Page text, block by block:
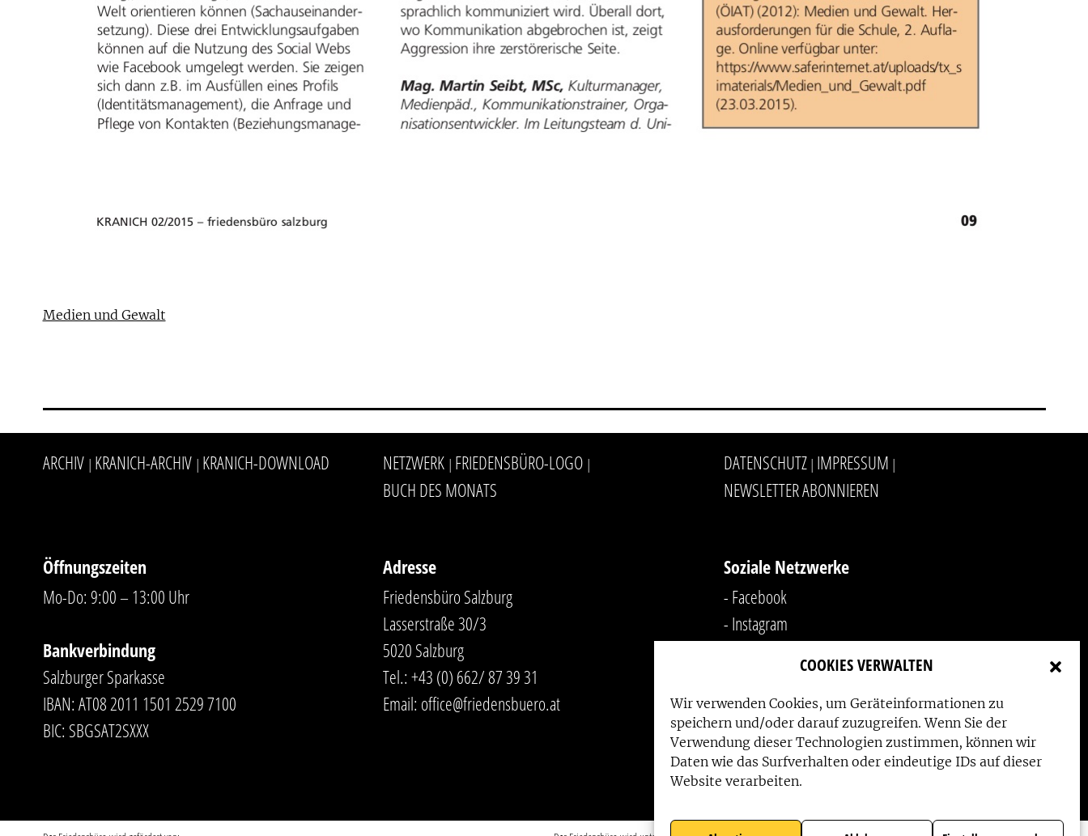
COOKIES VERWALTEN
Wir verwenden Cookies, um Geräteinformationen zu
speichern und/oder darauf zuzugreifen. Wenn Sie der
Verwendung dieser Technologien zustimmen, können wir
Daten wie das Surfverhalten oder eindeutige IDs auf dieser
Website verarbeiten.
Medien und Gewalt
ARCHIV | KRANICH-ARCHIV | KRANICH-DOWNLOAD NETZWERK | FRIEDENSBÜRO-LOGO |
BUCH DES MONATS
DATENSCHUTZ | IMPRESSUM |
NEWSLETTER ABONNIEREN
Öffnungszeiten
Mo-Do: 9:00 – 13:00 Uhr
Bankverbindung
Salzburger Sparkasse
IBAN: AT08 2011 1501 2529 7100
BIC: SBGSAT2SXXX
Adresse
Friedensbüro Salzburg
Lasserstraße 30/3
5020 Salzburg
Tel.:+43 (0) 662/ 87 39 31
Email: office@friedensbuero.at
Soziale Netzwerke
- Facebook
- Instagram